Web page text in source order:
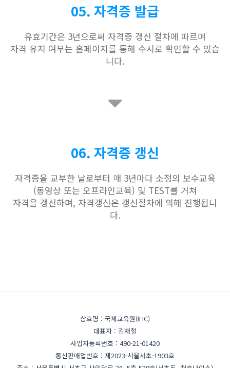
05. 자격증 발급
유효기간은 3년으로써 자격증 갱신 절차에 따르며
자격 유지 여부는 홈페이지를 통해 수시로 확인할 수 있습
니다.
06. 자격증 갱신
자격증을 교부한 날로부터 매 3년마다 소정의 보수교육
(동영상 또는 오프라인교육) 및 TEST를 거쳐
자격을 갱신하며, 자격갱신은 갱신절차에 의해 진행됩니
다.
상호명 : 국제교육원(IHC)
대표자 : 김재철
사업자등록번호 : 490-21-01420
통신판매업번호 : 제2023-서울서초-1903호